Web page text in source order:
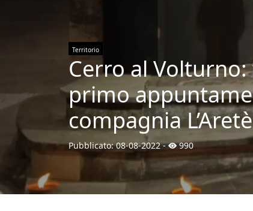
Territorio
Cerro al
primo
compagnia L’Aretè
Pubblicato:08-08-2022- 990